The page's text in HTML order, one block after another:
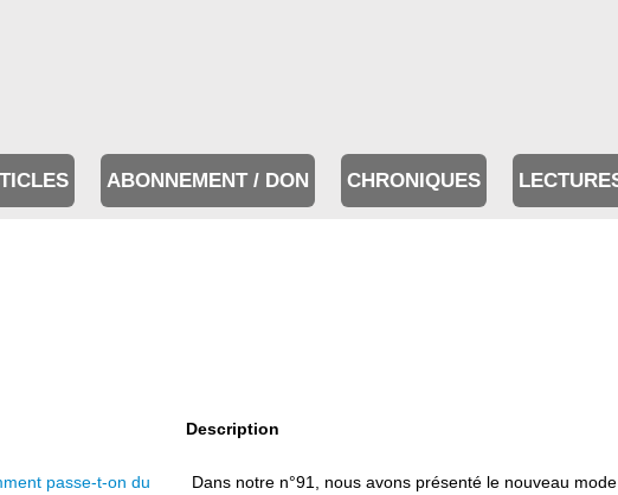
ABONNEMENT / DON CHRONIQUES
Description
passe-t-on du
Dans notre n°91, nous avons présenté le nouveau